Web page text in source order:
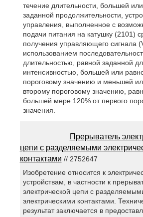
течение длительности, большей
заданной продолжительности,
управления, выполненное с
подачи питания на катушку (2101)
получения управляющего сигнала
использованием
длительностью, равной заданной
интенсивностью, большей или
пороговому значению и меньшей
второму пороговому значению,
большей мере 120% от первого
значения.
Прерыватель
цепи с разделяемыми
контактами // 2752647
Изобретение относится к
устройствам, в частности к
электрической цепи с
электрическими контактами.
результат заключается в